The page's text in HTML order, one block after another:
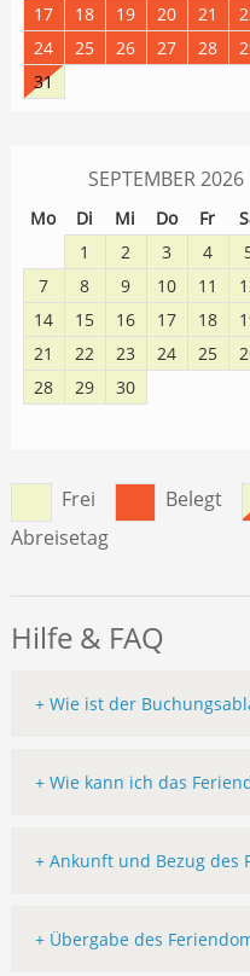
17
18 19 20 21
24
25 26 27 28
31
SEPTEMBER 2026
Mo Di Mi Do Fr
1 2 3 4
7
8 9 10 11
14
15 16 17 18
21
22 23 24 25
28
29 30
Frei Belegt
Abreisetag
Hilfe & FAQ
+ Wie ist der
+ Wie kann ich das
+ Ankunft und Bezug des
+ Übergabe des